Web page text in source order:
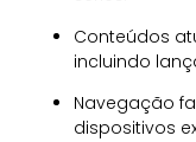
Conteúdos
incluindo
Navegação
dispositivos